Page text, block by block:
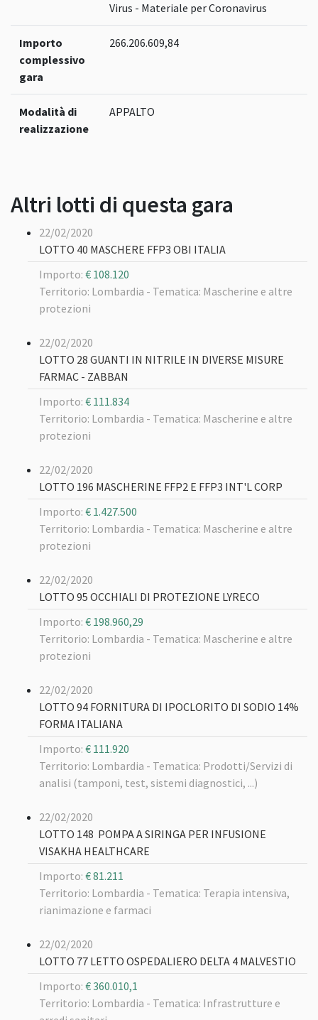
Virus - Materiale per Coronavirus
Importo
complessivo
gara
266.206.609,84
Modalità di
realizzazione
APPALTO
Altri lotti di questa gara
22/02/2020
LOTTO 40 MASCHERE FFP3 OBI ITALIA
Importo: € 108.120
Territorio: Lombardia - Tematica: Mascherine e altre
protezioni
22/02/2020
LOTTO 28 GUANTI IN NITRILE IN DIVERSE MISURE
FARMAC - ZABBAN
Importo: € 111.834
Territorio: Lombardia - Tematica: Mascherine e altre
protezioni
22/02/2020
LOTTO 196 MASCHERINE FFP2 E FFP3 INT'L CORP
Importo: € 1.427.500
Territorio: Lombardia - Tematica: Mascherine e altre
protezioni
22/02/2020
LOTTO 95 OCCHIALI DI PROTEZIONE LYRECO
Importo: € 198.960,29
Territorio: Lombardia - Tematica: Mascherine e altre
protezioni
22/02/2020
LOTTO 94 FORNITURA DI IPOCLORITO DI SODIO 14%
FORMA ITALIANA
Importo: € 111.920
Territorio: Lombardia - Tematica: Prodotti/Servizi di
analisi (tamponi, test, sistemi diagnostici, ...)
22/02/2020
LOTTO 148 POMPA A SIRINGA PER INFUSIONE
VISAKHA HEALTHCARE
Importo: € 81.211
Territorio: Lombardia - Tematica: Terapia intensiva,
rianimazione e farmaci
22/02/2020
LOTTO 77 LETTO OSPEDALIERO DELTA 4 MALVESTIO
Importo: € 360.010,1
Territorio: Lombardia - Tematica: Infrastrutture e